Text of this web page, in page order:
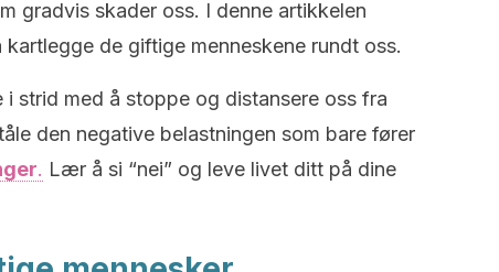
gradvis skader oss. I denne artikkelen
de giftige menneskene rundt oss.
strid med å stoppe og distansere oss fra
den negative belastningen som bare fører
. Lær å si “nei” og leve livet ditt på dine